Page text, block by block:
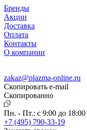
Бренды
Акции
Доставка
Оплата
Контакты
О компании
zakaz@plazma-online.ru
Скопировать e-mail
Cкопированно
Пн. - Пт.: с 9:00 до 18:00
+7 (495) 790-33-19